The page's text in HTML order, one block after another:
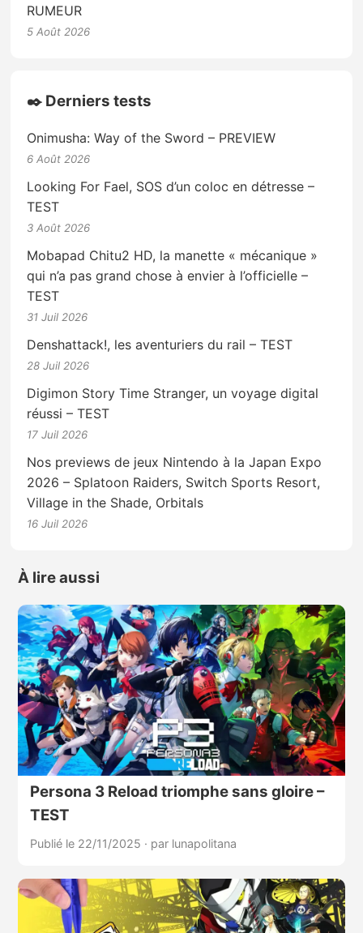
RUMEUR
5 Août 2026
✒️ Derniers tests
Onimusha: Way of the Sword – PREVIEW
6 Août 2026
Looking For Fael, SOS d’un coloc en détresse –
TEST
3 Août 2026
Mobapad Chitu2 HD, la manette « mécanique »
qui n’a pas grand chose à envier à l’officielle –
TEST
31 Juil 2026
Denshattack!, les aventuriers du rail – TEST
28 Juil 2026
Digimon Story Time Stranger, un voyage digital
réussi – TEST
17 Juil 2026
Nos previews de jeux Nintendo à la Japan Expo
2026 – Splatoon Raiders, Switch Sports Resort,
Village in the Shade, Orbitals
16 Juil 2026
À lire aussi
Persona 3 Reload triomphe sans gloire –
TEST
Publié le 22/11/2025 · par lunapolitana